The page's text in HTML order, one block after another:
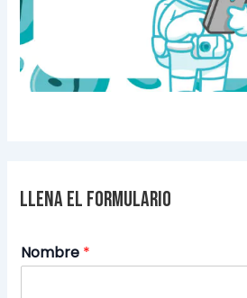
Llena el formulario
Nombre *